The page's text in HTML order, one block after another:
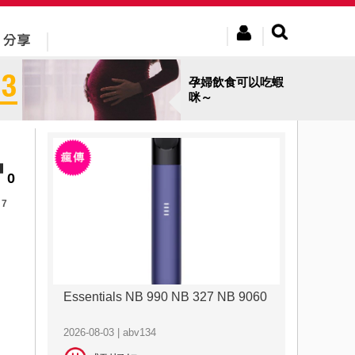
孕婦飲食可以吃蝦
咪～
0
7
Essentials NB 990 NB 327 NB 9060
2026-08-03 | abv134